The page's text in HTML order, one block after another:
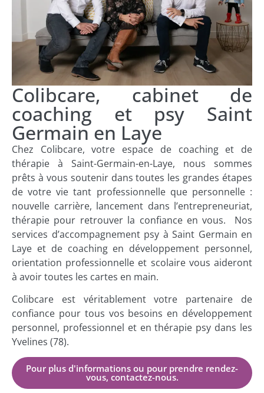
Colibcare, cabinet de
coaching et psy Saint
Germain en Laye
Chez Colibcare, votre espace de coaching et de
thérapie à Saint-Germain-en-Laye, nous sommes
prêts à vous soutenir dans toutes les grandes étapes
de votre vie tant professionnelle que personnelle :
nouvelle carrière, lancement dans l’entrepreneuriat,
thérapie pour retrouver la confiance en vous. Nos
services d’accompagnement psy à Saint Germain en
Laye et de coaching en développement personnel,
orientation professionnelle et scolaire vous aideront
à avoir toutes les cartes en main.
Colibcare est véritablement votre partenaire de
confiance pour tous vos besoins en développement
personnel, professionnel et en thérapie psy dans les
Yvelines (78).
Pour plus d'informations ou pour prendre rendez-
vous, contactez-nous.